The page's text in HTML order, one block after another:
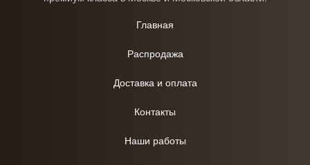
Главная
Распродажа
Доставка и оплата
Контакты
Наши работы